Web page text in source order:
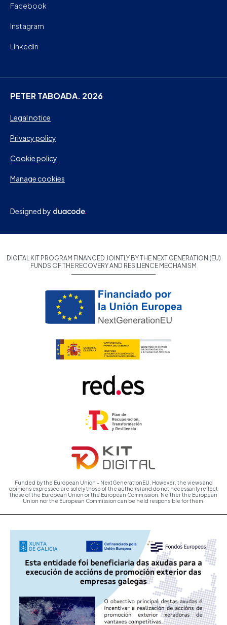
Facebook
Instagram
Linkedin
PETER TABOADA. 2026
Legal notice
Privacy policy
Cookie policy
Manage cookies
Designed by
DIGITAL KIT PROGRAM FINANCED JOINTLY BY THE NEXT GENERATION (EU)
FUNDS OF THE RECOVERY AND RESILIENCE MECHANISM
Funded by the European Union - NextGenerationEU. However, the views and
opinions expressed are solely those of the author(s) and do not necessarily reflect
those of the European Union or the European Commission. Neither the European
Union nor the European Commission can be held responsible for them.